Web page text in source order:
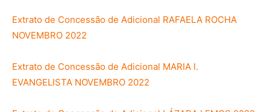
Extrato de Concessão de Adicional RAFAELA ROCHA
NOVEMBRO 2022
Extrato de Concessão de Adicional MARIA I.
EVANGELISTA NOVEMBRO 2022